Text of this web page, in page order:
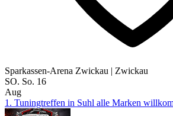
Sparkassen-Arena Zwickau | Zwickau
SO. So. 16
Aug
1. Tuningtreffen in Suhl alle Marken